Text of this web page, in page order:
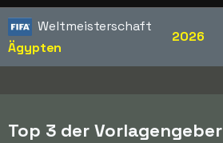
Weltmeisterschaft
Ägypten
2026
Top 3 der Vorlagengeber